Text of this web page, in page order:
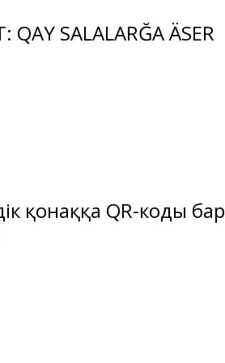
QAY SALALARĞA ÄSER
қонаққа QR-коды бар